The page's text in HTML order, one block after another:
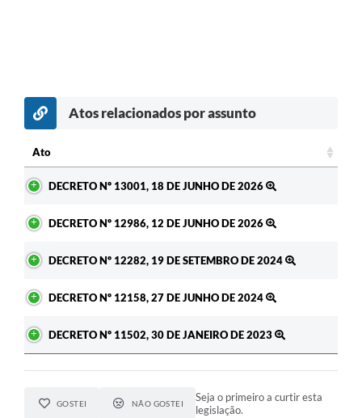
Atos relacionados por assunto
Ato
DECRETO Nº 13001, 18 DE JUNHO DE 2026
DECRETO Nº 12986, 12 DE JUNHO DE 2026
DECRETO Nº 12282, 19 DE SETEMBRO DE 2024
DECRETO Nº 12158, 27 DE JUNHO DE 2024
DECRETO Nº 11502, 30 DE JANEIRO DE 2023
GOSTEI NÃO GOSTEI
Seja o primeiro a curtir esta
legislação.